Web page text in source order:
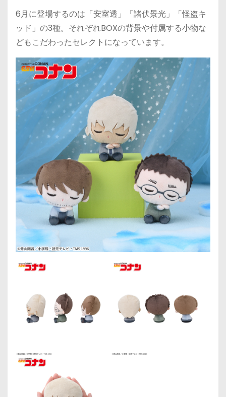
6月に登場するのは「安室透」「諸伏景光」「怪盗キ
ッド」の3種。それぞれBOXの背景や付属する小物な
どもこだわったセレクトになっています。